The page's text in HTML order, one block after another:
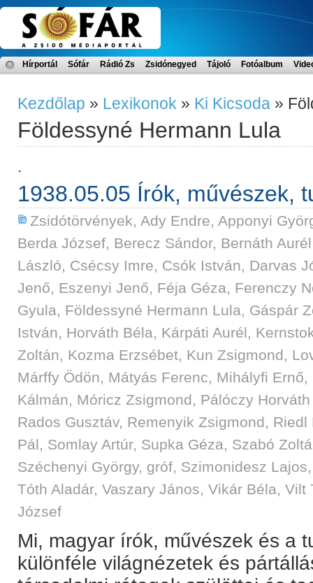
Hírportál Sófár Rádió Zs Zsidónegyed Tájoló Fotóalbum
Kezdőlap » Lexikonok » Ki Kicsoda »
Földessyné Hermann Lula
.
1938.05.05 Írók, művészek,
Zsidótörvények, Ady Endre, Apponyi
Berda József, Berecz Sándor, Bernáth Aurél
László, Csécsy Imre, Csók István, Darvas
Jenő, Eszenyi Jenő, Féja Géza, Ferenczy
Gyula, Földessyné Hermann Lula, Gáspár
István, Horváth Béla, Kárpáti Aurél,
Zoltán, Kozma Erzsébet, Kun Zsigmond,
Márffy Ödön, Mátyás Ferenc, Mihályfi Ernő,
Kálmán, Móricz Zsigmond, Pálóczy
Rados Gusztáv, Remenyik Zsigmond, Riedl
Pál, Somlay Artúr, Supka Géza, Szabó
Széchenyi György, gróf, Szimonidesz Lajos
Tóth Aladár, Vaszary János, Vikár Béla, Vilt
József
Mi, magyar írók, művészek és a
különféle világnézetek és